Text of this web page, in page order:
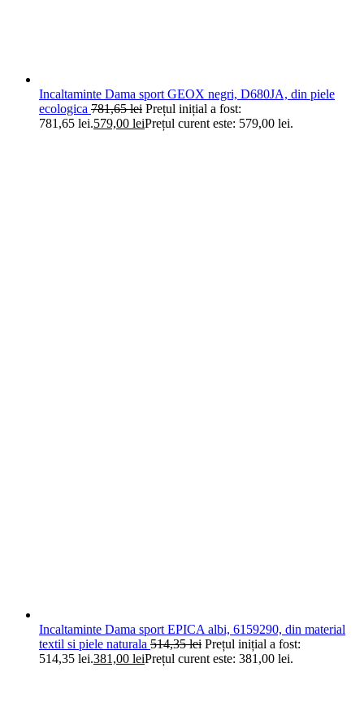
Incaltaminte Dama sport GEOX negri, D680JA, din piele
ecologica 781,65lei Prețul inițial a fost:
781,65 lei.579,00 leiPrețul curent este: 579,00 lei.
Incaltaminte Dama sport EPICA albi, 6159290, din material
textil si piele naturala 514,35lei Prețul inițial a fost:
514,35 lei.381,00 leiPrețul curent este: 381,00 lei.